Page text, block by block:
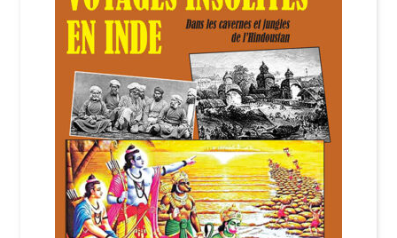
Login Customizer
Newsletter
Nous Contacter
Politique de confidentialité et cookies
Qui sommes-nous ?
Soutien à Philippe Randa